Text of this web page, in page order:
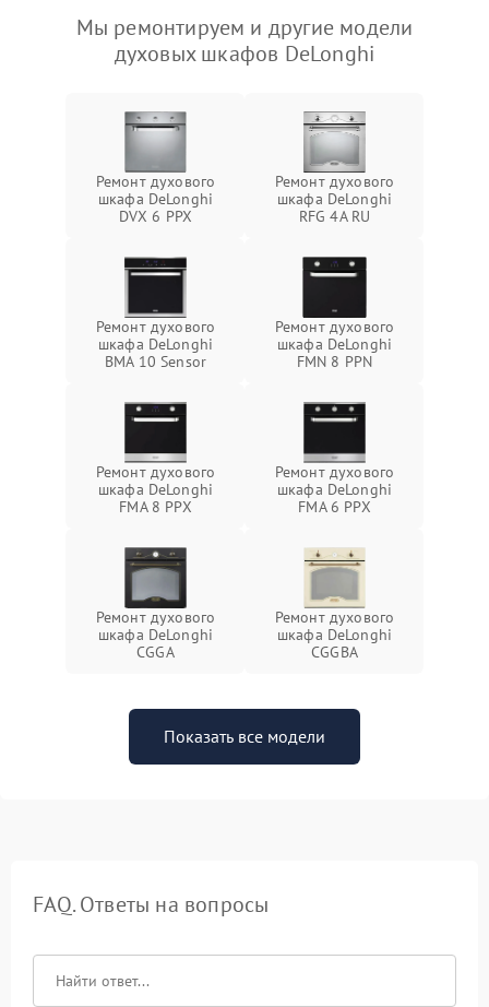
Мы ремонтируем и другие модели
духовых шкафов DeLonghi
Ремонт духового
шкафа DeLonghi
DVX 6 PPX
Ремонт духового
шкафа DeLonghi
RFG 4A RU
Ремонт духового
шкафа DeLonghi
BMA 10 Sensor
Ремонт духового
шкафа DeLonghi
FMN 8 PPN
Ремонт духового
шкафа DeLonghi
FMA 8 PPX
Ремонт духового
шкафа DeLonghi
FMA 6 PPX
Ремонт духового
шкафа DeLonghi
CGGA
Ремонт духового
шкафа DeLonghi
CGGBA
Показать все модели
FAQ. Ответы на вопросы